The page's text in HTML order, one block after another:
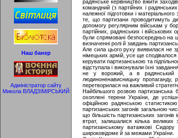
Наш банер
Адміністратор сайту
Микола ВЛАДЗІМІРСЬКИЙ
радянське керівництво вжити
командний (з партійних і
належної підготовки і
те, що партизани проводитимуть
допомогу регулярним військам у
партійних, радянських і військових
були спрямовані безпосередньо на
визначенні ролі й завдань
Але сила цього руху виявилася не
німецьких армій, усе ще
керувати партизанською та
відступала і виконували їхні
не у ворожий, а в радянський
людиноненависницьку пропаганду,
перетворилася на важливий
Найбільшого розвою партизанська
охоплені терени України, де
офіційною радянською
партизанських загонів загальною
що більшість партизанських
втрат, залишалися кілька
партизанському ватажкові
широковідоме й за межами України.